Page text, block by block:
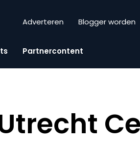
Adverteren Blogger worden
Partnercontent